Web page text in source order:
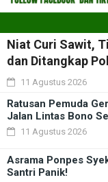
Niat Curi Sawit,
dan Ditangkap
11 Agustus 2026
Ratusan Pemuda
Jalan Lintas Bono
11 Agustus 2026
Asrama Ponpes
Santri Panik!